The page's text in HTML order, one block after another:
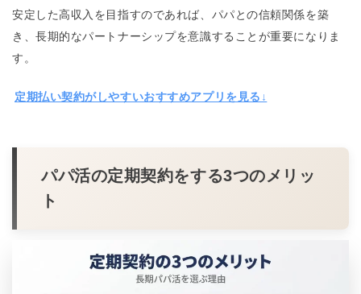
安定した高収入を目指すのであれば、パパとの信頼関係を築
き、長期的なパートナーシップを意識することが重要になりま
す。
定期払い契約がしやすいおすすめアプリを見る↓
パパ活の定期契約をする3つのメリッ
ト